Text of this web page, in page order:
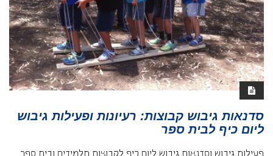
סדנאות גיבוש קבוצות: רעיונות ופעילות גיבוש
ליום כיף לבית ספר